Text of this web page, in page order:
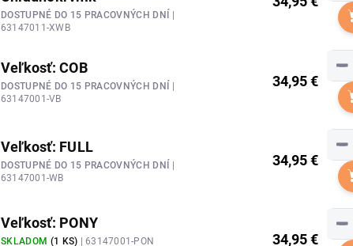
DOSTUPNÉ DO 15 PRACOVNÝCH DNÍ
63147011-XWB
Veľkosť: COB
DOSTUPNÉ DO 15 PRACOVNÝCH DNÍ |
63147001-VB
34,95 €
−
Veľkosť: FULL
DOSTUPNÉ DO 15 PRACOVNÝCH DNÍ |
63147001-WB
34,95 €
−
Veľkosť: PONY
SKLADOM (1 KS) | 63147001-PON 34,95 €
−